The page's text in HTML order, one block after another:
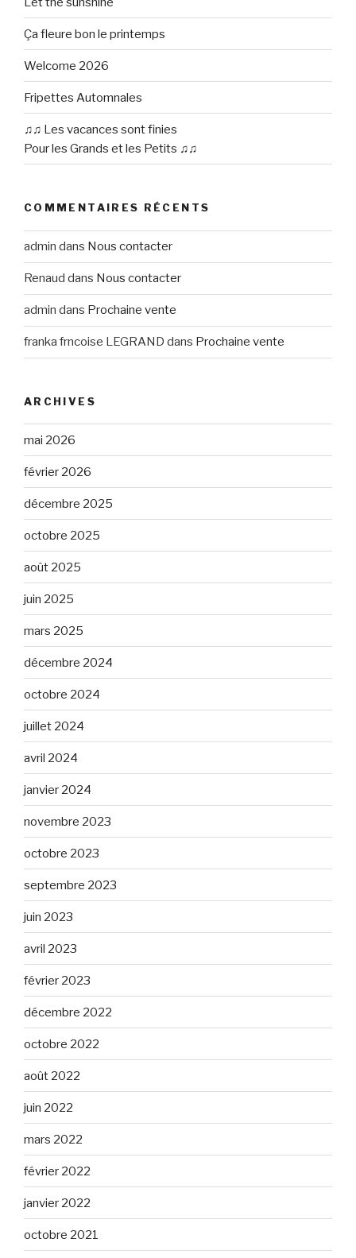
Ça fleure bon le printemps
Welcome 2026
Fripettes Automnales
♫♫ Les vacances sont finies
Pour les Grands et les Petits ♫♫
COMMENTAIRES RÉCENTS
admin dans Nous contacter
Renaud dans Nous contacter
admin dans Prochaine vente
franka frncoise LEGRAND dans Prochaine vente
ARCHIVES
mai 2026
février 2026
décembre 2025
octobre 2025
août 2025
juin 2025
mars 2025
décembre 2024
octobre 2024
juillet 2024
avril 2024
janvier 2024
novembre 2023
octobre 2023
septembre 2023
juin 2023
avril 2023
février 2023
décembre 2022
octobre 2022
août 2022
juin 2022
mars 2022
février 2022
janvier 2022
octobre 2021